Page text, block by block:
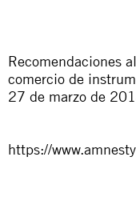
Recomendaciones
comercio de
27 de marzo de
https://